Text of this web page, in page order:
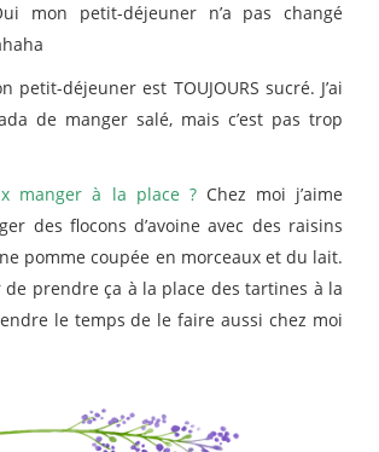
mon petit-déjeuner n’a pas changé
petit-déjeuner est TOUJOURS sucré. J’ai
de manger salé, mais c’est pas trop
manger à la place ? Chez moi j’aime
des flocons d’avoine avec des raisins
pomme coupée en morceaux et du lait.
de prendre ça à la place des tartines à la
le temps de le faire aussi chez moi